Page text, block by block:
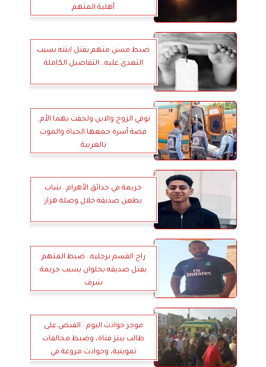
أهلية المتهم
ضبط مسن متهم بقتل ابنته بسبب
التعدى عليه.. التفاصيل الكاملة
توفي الزوج والابن ولحقت بهما الأم..
قصة أسرة جمعها الحياة والموت
بالغربية
جريمة في حدائق الأهرام.. شاب
يطعن صديقه خلال وصلة هزار
راح القسم برجليه.. ضبط المتهم
بقتل صديقه بحلوان بسبب جريمة
شرف
موجز حوادث اليوم : القبض على
طالب يبتز فتاة، وضبط مخالفات
تموينية، وحوادث مروعة في